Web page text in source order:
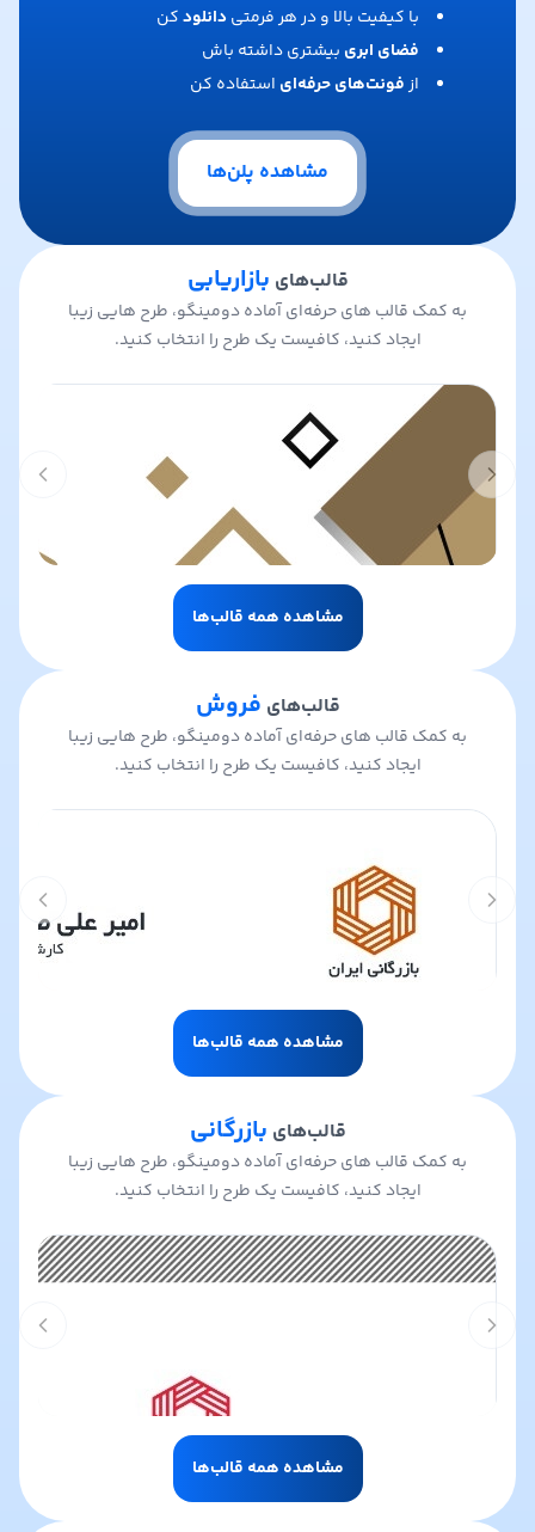
با کیفیت بالا و در هر فرمتی دانلودکن
فضای ابری بیشتری داشته باش
ازفونت‌های حرفه‌ای استفاده کن
مشاهده پلن‌ها
قالب‌های بازاریابی
به کمک قالب های حرفه‌ای آماده دومینگو، طرح هایی زیبا
ایجاد کنید، کافیست یک طرح را انتخاب کنید.
Previous slide
slide
مشاهده همه قالب‌ها
قالب‌های فروش
به کمک قالب های حرفه‌ای آماده دومینگو، طرح هایی زیبا
ایجاد کنید، کافیست یک طرح را انتخاب کنید.
Previous slide
slide
مشاهده همه قالب‌ها
قالب‌های بازرگانی
به کمک قالب های حرفه‌ای آماده دومینگو، طرح هایی زیبا
ایجاد کنید، کافیست یک طرح را انتخاب کنید.
Previous slide
slide
مشاهده همه قالب‌ها